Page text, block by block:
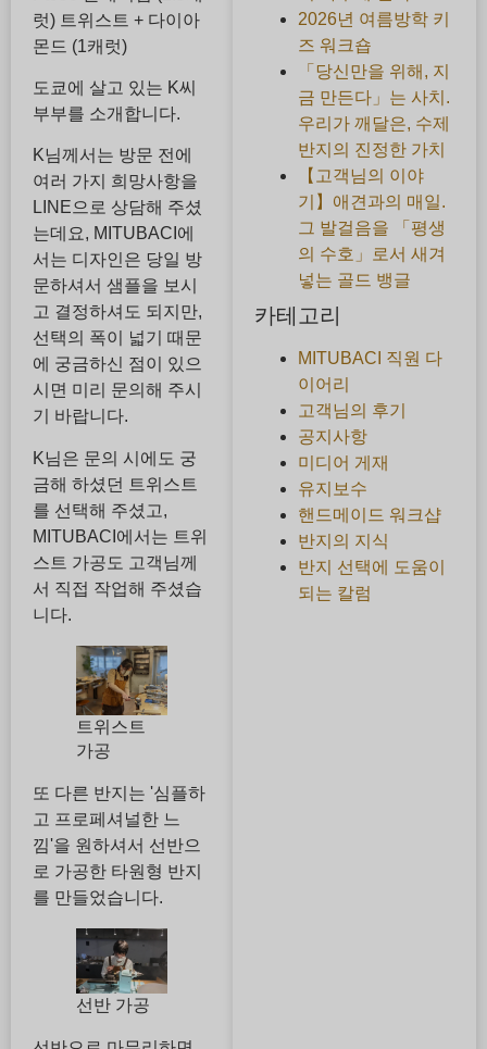
럿) 트위스트 + 다이아
몬드 (1캐럿)
도쿄에 살고 있는 K씨
부부를 소개합니다.
K님께서는 방문 전에
여러 가지 희망사항을
LINE으로 상담해 주셨
는데요, MITUBACI에
서는 디자인은 당일 방
문하셔서 샘플을 보시
고 결정하셔도 되지만,
선택의 폭이 넓기 때문
에 궁금하신 점이 있으
시면 미리 문의해 주시
기 바랍니다.
K님은 문의 시에도 궁
금해 하셨던 트위스트
를 선택해 주셨고,
MITUBACI에서는 트위
스트 가공도 고객님께
서 직접 작업해 주셨습
니다.
트위스트
가공
또 다른 반지는 '심플하
고 프로페셔널한 느
낌'을 원하셔서 선반으
로 가공한 타원형 반지
를 만들었습니다.
선반 가공
2026년 여름방학 키
즈 워크숍
「당신만을 위해, 지
금 만든다」는 사치.
우리가 깨달은, 수제
반지의 진정한 가치
【고객님의 이야
기】애견과의 매일.
그 발걸음을 「평생
의 수호」로서 새겨
넣는 골드 뱅글
카테고리
MITUBACI 직원 다
이어리
고객님의 후기
공지사항
미디어 게재
유지보수
핸드메이드 워크샵
반지의 지식
반지 선택에 도움이
되는 칼럼